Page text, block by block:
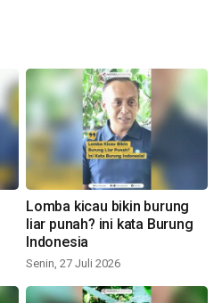
Lomba kicau bikin burung
liar punah? ini kata Burung
Indonesia
Senin, 27 Juli 2026